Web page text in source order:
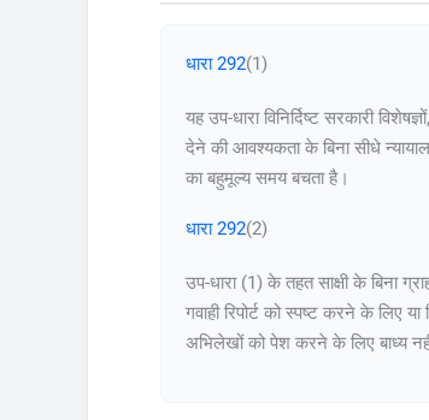
धारा 292(1)
यह उप-धारा विनिर्दिष्ट सरकारी
देने की आवश्यकता के बिना सीधे
का बहुमूल्य समय बचता है।
धारा 292(2)
उप-धारा (1) के तहत साक्षी के बिना
गवाही रिपोर्ट को स्पष्ट करने के लिए
अभिलेखों को पेश करने के लिए बाध्य